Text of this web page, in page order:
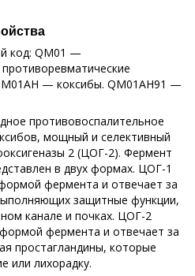
код: QM01 —
— коксибы. QM01AH91 —
противовоспалительное
мощный и селективный
2 (ЦОГ-2). Фермент
в двух формах. ЦОГ-1
фермента и отвечает за
защитные функции,
канале и почках. ЦОГ-2
фермента и отвечает за
простагландины, которые
или лихорадку.